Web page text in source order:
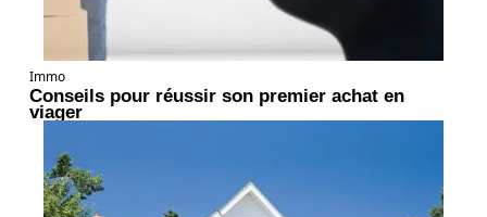
Immo
Conseils pour réussir son premier achat en
viager